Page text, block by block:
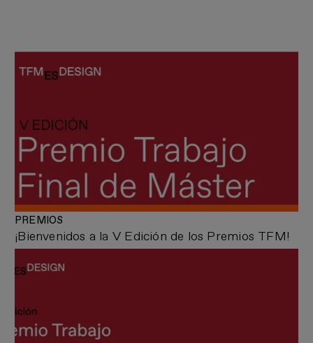
¡Bienvenidos a la V Edición de los Premios TFM!
PREMIOS